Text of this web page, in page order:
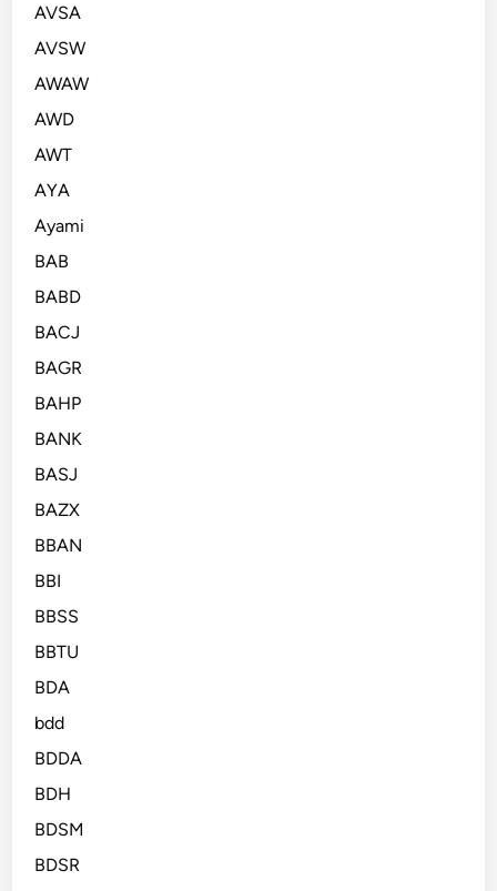
AVSA
AVSW
AWAW
AWD
AWT
AYA
Ayami
BAB
BABD
BACJ
BAGR
BAHP
BANK
BASJ
BAZX
BBAN
BBI
BBSS
BBTU
BDA
bdd
BDDA
BDH
BDSM
BDSR